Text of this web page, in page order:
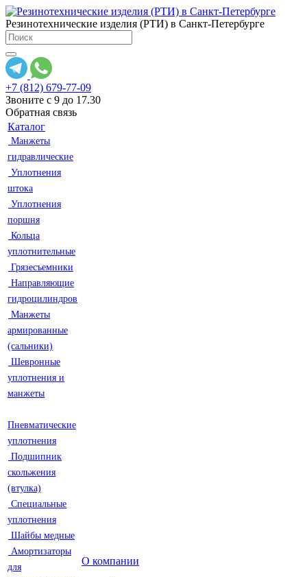
Резинотехнические изделия (РТИ) в Санкт-Петербурге
+7 (812) 679-77-09
Звоните с 9 до 17.30
Обратная связь
Каталог
Манжеты
гидравлические
Уплотнения
штока
Уплотнения
поршня
Кольца
уплотнительные
Грязесъемники
Направляющие
гидроцилиндров
Манжеты
армированные
(сальники)
Шевронные
уплотнения и
манжеты
Пневматические
уплотнения
Подшипник
скольжения
(втулка)
Специальные
уплотнения
Шайбы медные
Амортизаторы
для
О компании